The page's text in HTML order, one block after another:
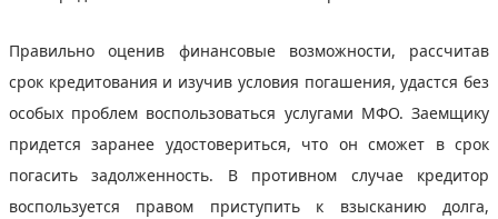
Правильно оценив финансовые возможности, рассчитав
срок кредитования и изучив условия погашения, удастся без
особых проблем воспользоваться услугами МФО. Заемщику
придется заранее удостовериться, что он сможет в срок
погасить задолженность. В противном случае кредитор
воспользуется правом приступить к взысканию долга,